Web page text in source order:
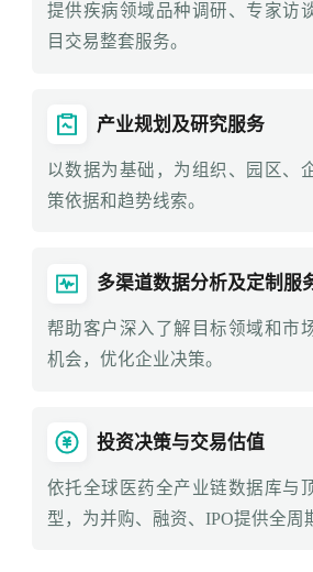
提供疾病领域品种调研、专家访
目交易整套服务。
产业规划及研究服务
以数据为基础，为组织、园区、
策依据和趋势线索。
多渠道数据分析及定制服
帮助客户深入了解目标领域和市
机会，优化企业决策。
投资决策与交易估值
依托全球医药全产业链数据库与
型，为并购、融资、IPO提供全周